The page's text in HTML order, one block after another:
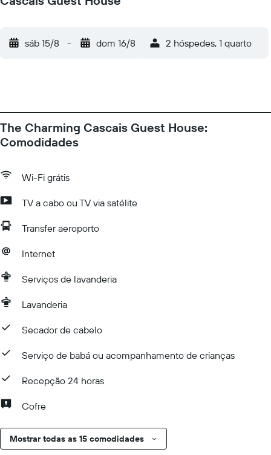
sáb 15/8 - dom 16/8 2 hóspedes, 1 quarto
The Charming Cascais Guest House:
Comodidades
Wi-Fi grátis
TV a cabo ou TV via satélite
Transfer aeroporto
Internet
Serviços de lavanderia
Lavanderia
Secador de cabelo
Serviço de babá ou acompanhamento de crianças
Recepção 24 horas
Cofre
Mostrar todas as 15 comodidades